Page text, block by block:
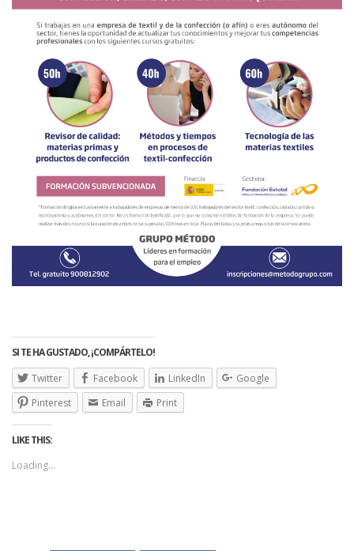
SI TE HA GUSTADO, ¡COMPÁRTELO!
Twitter
Facebook LinkedIn
Google
Pinterest
Email Print
LIKE THIS:
Loading...